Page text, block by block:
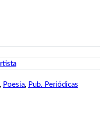
, Poesia, Pub. Periódicas